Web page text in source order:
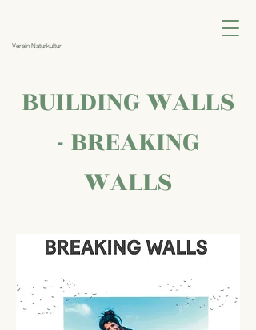
Verein Naturkultur
BUILDING WALLS
- BREAKING
WALLS